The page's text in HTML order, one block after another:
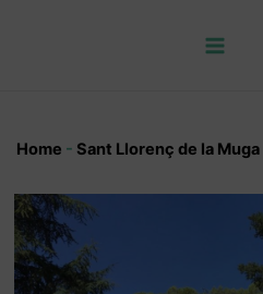
Home - Sant Llorenç de la Muga